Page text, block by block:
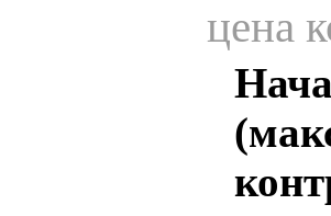
цена